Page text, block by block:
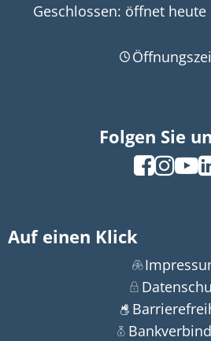
Klicken, um weitere
Geschlossen: öffnet heute
Folgen Sie
Auf einen Klick